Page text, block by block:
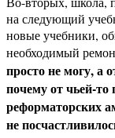
на следующий
новые учебники,
необходимый
просто не могу, а
почему от чьей-то
реформаторских
не